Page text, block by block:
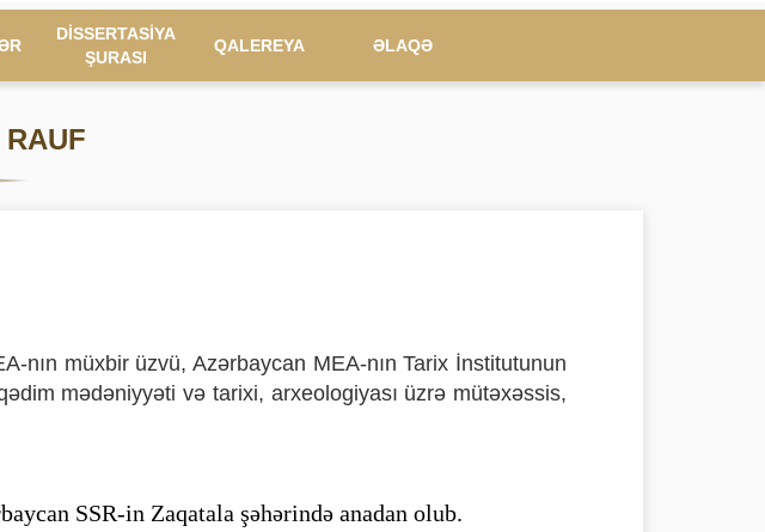
DİSSERTASİYA
ŞURASI
QALEREYA ƏLAQƏ
RAUF
nın müxbir üzvü, Azərbaycan MEA-nın Tarix İnstitutunun
mədəniyyəti və tarixi, arxeologiyası üzrə mütəxəssis,
SSR-in Zaqatala şəhərində anadan olub.